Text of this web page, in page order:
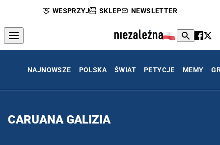
WESPRZYJ SKLEP NEWSLETTER
NAJNOWSZE POLSKA ŚWIAT PETYCJE MEMY
CARUANA GALIZIA